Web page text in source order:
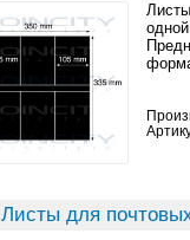
Листы для